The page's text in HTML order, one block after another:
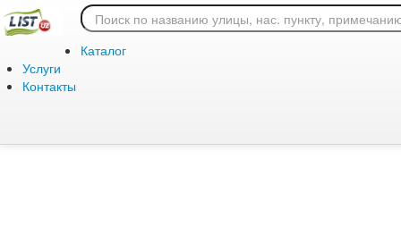
Каталог
Услуги
Контакты
Ошибка 404: страница